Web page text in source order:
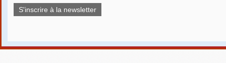
S'inscrire à la newsletter